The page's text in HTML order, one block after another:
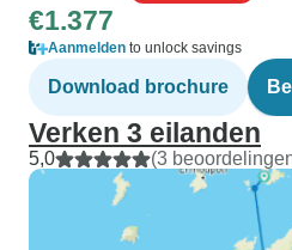
€1.377
Aanmelden to unlock savings
Download brochure
Verken 3 eilanden
5,0 (3